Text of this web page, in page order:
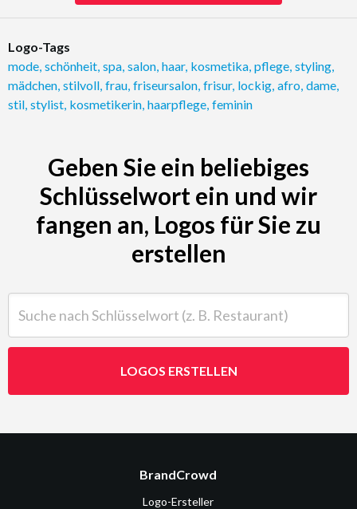
Logo-Tags
mode schönheit spa salon haar, kosmetika pflege styling
mädchen stilvoll frau friseursalon frisur, lockig afro dame
stil stylist kosmetikerin haarpflege feminin
Geben Sie ein beliebiges
Schlüsselwort ein und wir
fangen an, Logos für Sie zu
erstellen
LOGOS ERSTELLEN
BrandCrowd
Logo-Ersteller